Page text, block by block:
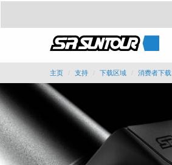
主页 支持 下载区域 消费者下载